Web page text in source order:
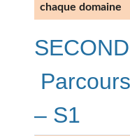
chaque domaine
– S1